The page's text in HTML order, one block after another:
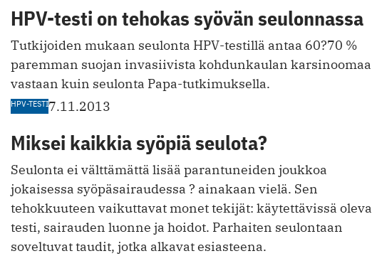
HPV-testi on tehokas syövän seulonnassa
Tutkijoiden mukaan seulonta HPV-testillä antaa 60?70 %
paremman suojan invasiivista kohdunkaulan karsinoomaa
vastaan kuin seulonta Papa-tutkimuksella.
HPV-TESTI7.11.2013
Miksei kaikkia syöpiä seulota?
Seulonta ei välttämättä lisää parantuneiden joukkoa
jokaisessa syöpäsairaudessa ? ainakaan vielä. Sen
tehokkuuteen vaikuttavat monet tekijät: käytettävissä oleva
testi, sairauden luonne ja hoidot. Parhaiten seulontaan
soveltuvat taudit, jotka alkavat esiasteena.